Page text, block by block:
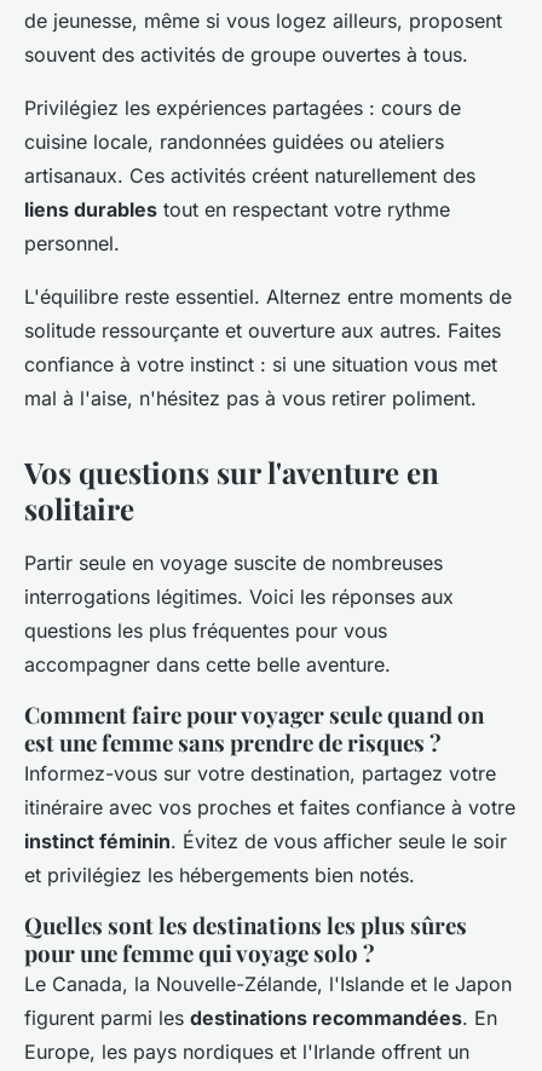
de jeunesse, même si vous logez ailleurs, proposent
souvent des activités de groupe ouvertes à tous.
Privilégiez les expériences partagées : cours de
cuisine locale, randonnées guidées ou ateliers
artisanaux. Ces activités créent naturellement des
liens durables tout en respectant votre rythme
personnel.
L'équilibre reste essentiel. Alternez entre moments de
solitude ressourçante et ouverture aux autres. Faites
confiance à votre instinct : si une situation vous met
mal à l'aise, n'hésitez pas à vous retirer poliment.
Vos questions sur l'aventure en
solitaire
Partir seule en voyage suscite de nombreuses
interrogations légitimes. Voici les réponses aux
questions les plus fréquentes pour vous
accompagner dans cette belle aventure.
Comment faire pour voyager seule quand on
est une femme sans prendre de risques ?
Informez-vous sur votre destination, partagez votre
itinéraire avec vos proches et faites confiance à votre
instinct féminin. Évitez de vous afficher seule le soir
et privilégiez les hébergements bien notés.
Quelles sont les destinations les plus sûres
pour une femme qui voyage solo ?
Le Canada, la Nouvelle-Zélande, l'Islande et le Japon
figurent parmi les destinations recommandées. En
Europe, les pays nordiques et l'Irlande offrent un